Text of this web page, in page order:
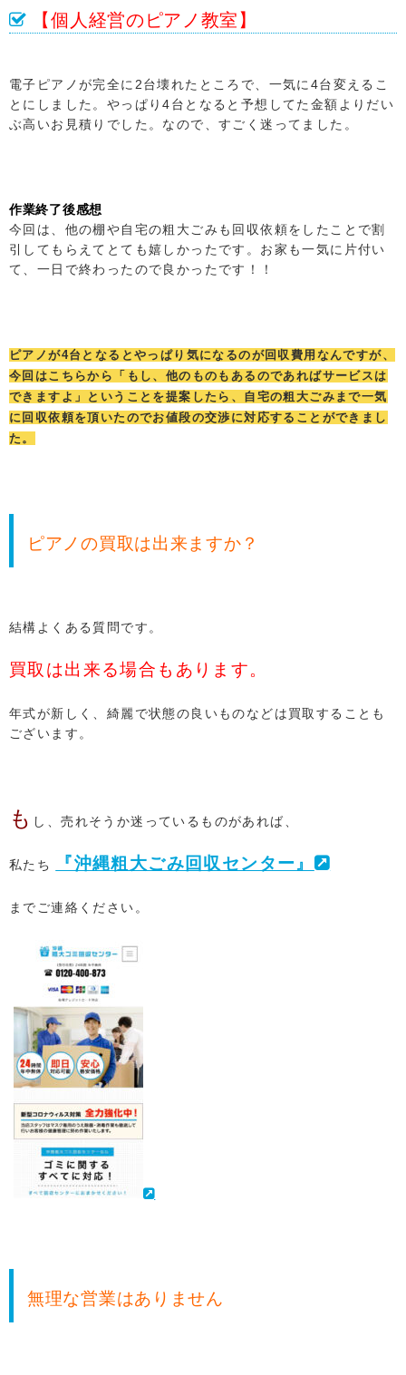
【個人経営のピアノ教室】
電子ピアノが完全に2台壊れたところで、一気に4台変えるこ
とにしました。やっぱり4台となると予想してた金額よりだい
ぶ高いお見積りでした。なので、すごく迷ってました。
作業終了後感想
今回は、他の棚や自宅の粗大ごみも回収依頼をしたことで割
引してもらえてとても嬉しかったです。お家も一気に片付い
て、一日で終わったので良かったです！！
ピアノが4台となるとやっぱり気になるのが回収費用なんですが、
今回はこちらから「もし、他のものもあるのであればサービスは
できますよ」ということを提案したら、自宅の粗大ごみまで一気
に回収依頼を頂いたのでお値段の交渉に対応することができまし
た。
ピアノの買取は出来ますか？
結構よくある質問です。
買取は出来る場合もあります。
年式が新しく、綺麗で状態の良いものなどは買取することも
ございます。
も し、売れそうか迷っているものがあれば、
私たち 『沖縄粗大ごみ回収センター』
までご連絡ください。
無理な営業はありません